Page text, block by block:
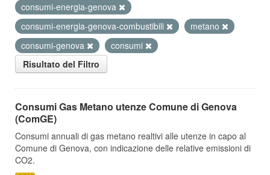
consumi-energia-genova
consumi-energia-genova-combustibili
metano
consumi-genova
consumi
Risultato del Filtro
Consumi Gas Metano utenze Comune di Genova
(ComGE)
Consumi annuali di gas metano realtivi alle utenze in capo al
Comune di Genova, con indicazione delle relative emissioni di
CO2.